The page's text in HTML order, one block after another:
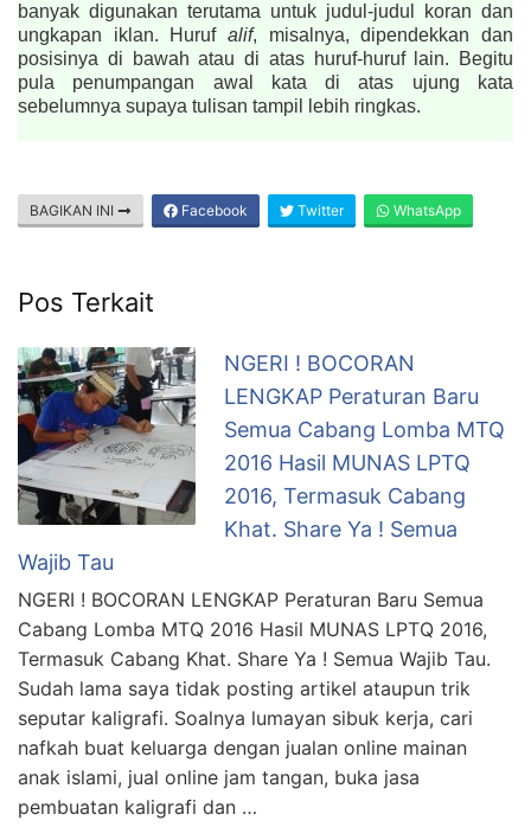
banyak digunakan terutama untuk judul-judul koran dan
ungkapan iklan. Huruf alif, misalnya, dipendekkan dan
posisinya di bawah atau di atas huruf-huruf lain. Begitu
pula penumpangan awal kata di atas ujung kata
sebelumnya supaya tulisan tampil lebih ringkas.
BAGIKAN INI Facebook Twitter WhatsApp
Pos Terkait
NGERI ! BOCORAN
LENGKAP Peraturan Baru
Semua Cabang Lomba MTQ
2016 Hasil MUNAS LPTQ
2016, Termasuk Cabang
Khat. Share Ya ! Semua
Wajib Tau
NGERI ! BOCORAN LENGKAP Peraturan Baru Semua
Cabang Lomba MTQ 2016 Hasil MUNAS LPTQ 2016,
Termasuk Cabang Khat. Share Ya ! Semua Wajib Tau.
Sudah lama saya tidak posting artikel ataupun trik
seputar kaligrafi. Soalnya lumayan sibuk kerja, cari
nafkah buat keluarga dengan jualan online mainan
anak islami, jual online jam tangan, buka jasa
pembuatan kaligrafi dan …